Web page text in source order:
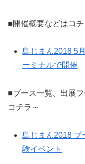
■開催概要などはコチ
島じまん2018 5
ーミナルで開催
■ブース一覧、出展
コチラ～
島じまん2018 ブ
験イベント